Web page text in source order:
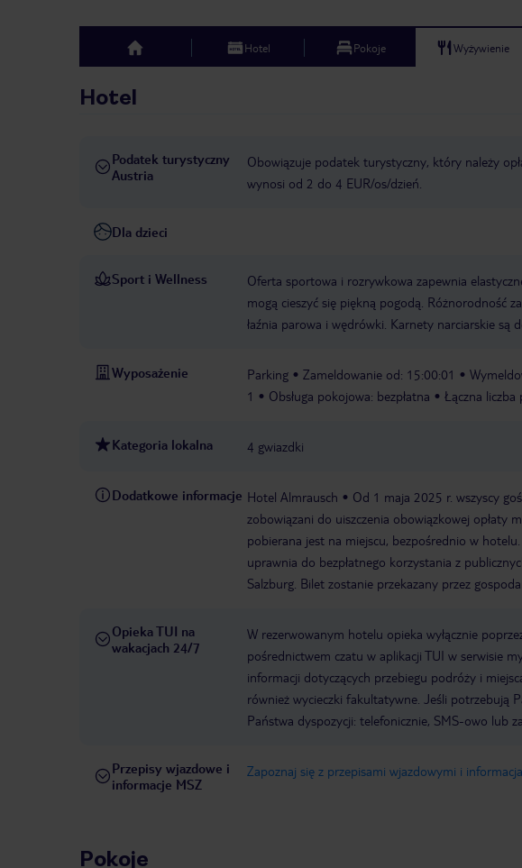
top Hotel Pokoje Wyżywienie
Hotel
Podatek turystyczny
Austria
Obowiązuje podatek turystyczny, który należy
wynosi od 2 do 4 EUR/os/dzień.
Dla dzieci
Sport i Wellness
Oferta sportowa i rozrywkowa zapewnia
mogą cieszyć się piękną pogodą. Różnorodność
łaźnia parowa i wędrówki. Karnety narciarskie są
Wyposażenie Parking Zameldowanie od: 15:00:01
1
Obsługa pokojowa: bezpłatna Łączna liczba
Kategoria lokalna 4 gwiazdki
Dodatkowe informacje Hotel Almrausch
Od 1 maja 2025 r. wszyscy
zobowiązani do uiszczenia obowiązkowej opłaty
pobierana jest na miejscu, bezpośrednio w
uprawnia do bezpłatnego korzystania z
Salzburg. Bilet zostanie przekazany przez
Opieka TUI na
wakacjach 24/7
W rezerwowanym hotelu opieka wyłącznie
pośrednictwem czatu w aplikacji TUI w serwisie
informacji dotyczących przebiegu podróży i
również wycieczki fakultatywne. Jeśli potrzebują
Państwa dyspozycji: telefonicznie, SMS-owo lub
Przepisy wjazdowe i
informacje MSZ
Zapoznaj się z przepisami wjazdowymi i
Pokoje